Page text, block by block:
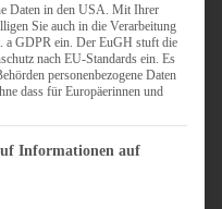
Daten in den USA. Mit Ihrer
Sie auch in die Verarbeitung
a GDPR ein. Der EuGH stuft die
nach EU-Standards ein. Es
personenbezogene Daten
dass für Europäerinnen und
des IAB Transparency and Consent
Informationen auf